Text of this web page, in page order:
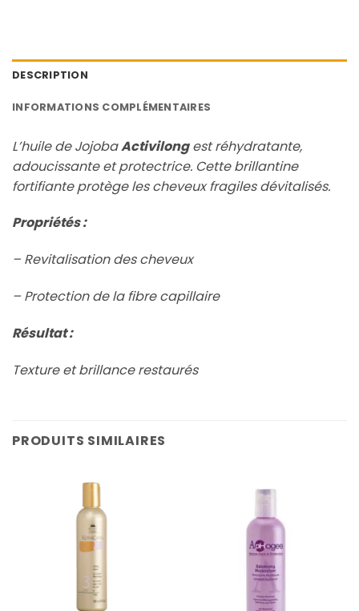
DESCRIPTION
INFORMATIONS COMPLÉMENTAIRES
L’huile de JojobaActivilongest réhydratante,
adoucissante et protectrice. Cette brillantine
fortifiante protège les cheveux fragiles dévitalisés.
Propriétés :
– Revitalisation des cheveux
– Protection de la fibre capillaire
Résultat :
Texture et brillance restaurés
PRODUITS SIMILAIRES